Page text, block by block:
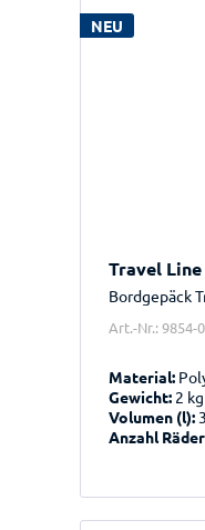
NEU
Travel
Bordgepäck
Art.-Nr.: 9854-
Material:
Gewicht: 2 kg
Volumen (l):
Anzahl